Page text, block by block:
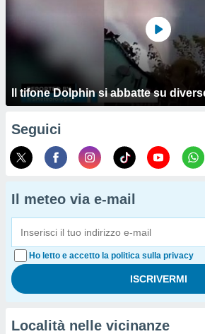
Il tifone Dolphin si abbatte su
Seguici
Il meteo via e-mail
Ho letto e accetto la politica sulla privacy
Località nelle vicinanze